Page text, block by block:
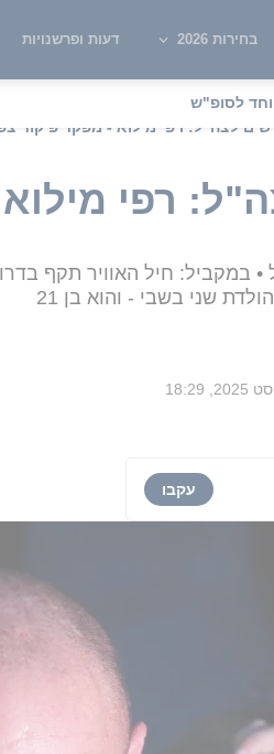
בחירות 2026 דעות ופרשנויות
לסופ"ש
לצה"ל: רפי מילוא - מפקד פיקוד
רפי
במקביל: חיל האוויר תקף
שני בשבי - והוא בן 21
עקבו